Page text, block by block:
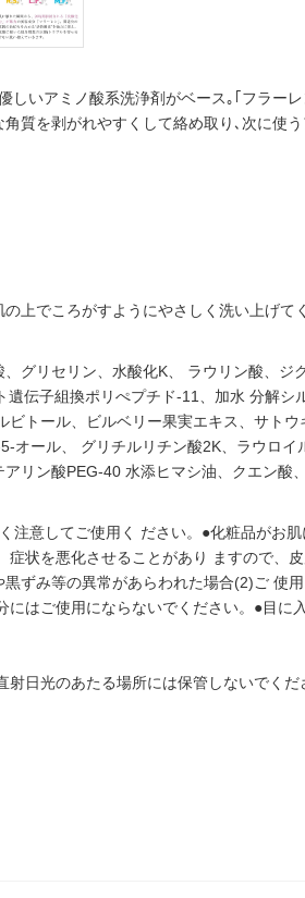
しいアミノ酸系洗浄剤がベース｡｢フラー
質を剥がれやすくして絡め取り､次に使
上でころがすようにやさしく洗い上げて
グリセリン、水酸化K、 ラウリン酸、
伝子組換ポリぺプチド-11、加水 分解
ビトール、ビルベリー果実エキス、サト
オール、 グリチルリチン酸2K、ラウロ
リン酸PEG-40 水添ヒマシ油、クエン酸
注意してご使用く ださい。●化粧品がお
状を悪化させることがあり ますので、
ずみ等の異常があらわれた場合(2)ご 使
にはご使用にならないでください。●目
日光のあたる場所には保管しないでく